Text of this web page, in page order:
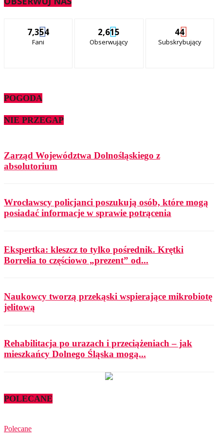
7,354
Fani
2,615
Obserwujący
44
Subskrybujący
POGODA
NIE PRZEGAP
Zarząd Województwa Dolnośląskiego z
absolutorium
Wrocławscy policjanci poszukują osób, które mogą
posiadać informacje w sprawie potrącenia
Ekspertka: kleszcz to tylko pośrednik. Krętki
Borrelia to częściowo „prezent” od...
Naukowcy tworzą przekąski wspierające mikrobiotę
jelitową
Rehabilitacja po urazach i przeciążeniach – jak
mieszkańcy Dolnego Śląska mogą...
POLECANE
Polecane